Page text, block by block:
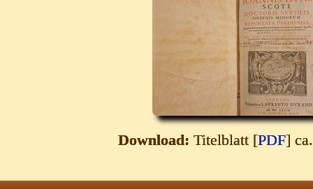
Download: Titelblatt [PDF]